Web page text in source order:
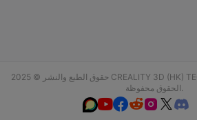
حقوق الطبع والنشر © 2025 CREALITY 3D (HK) TECHNOLOGY LIMITED جميع
الحقوق محفوظة.
  